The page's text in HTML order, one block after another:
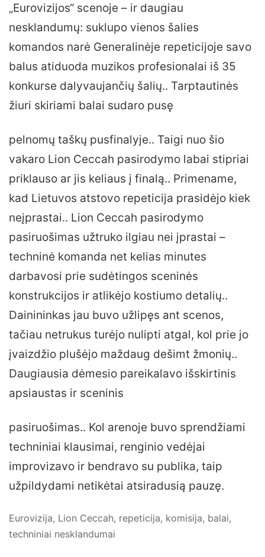
„Eurovizijos“ scenoje – ir daugiau
nesklandumų: suklupo vienos šalies
komandos narė Generalinėje repeticijoje savo
balus atiduoda muzikos profesionalai iš 35
konkurse dalyvaujančių šalių.. Tarptautinės
žiuri skiriami balai sudaro pusę
pelnomų taškų pusfinalyje.. Taigi nuo šio
vakaro Lion Ceccah pasirodymo labai stipriai
priklauso ar jis keliaus į finalą.. Primename,
kad Lietuvos atstovo repeticija prasidėjo kiek
neįprastai.. Lion Ceccah pasirodymo
pasiruošimas užtruko ilgiau nei įprastai –
techninė komanda net kelias minutes
darbavosi prie sudėtingos sceninės
konstrukcijos ir atlikėjo kostiumo detalių..
Dainininkas jau buvo užlipęs ant scenos,
tačiau netrukus turėjo nulipti atgal, kol prie jo
įvaizdžio plušėjo maždaug dešimt žmonių..
Daugiausia dėmesio pareikalavo išskirtinis
apsiaustas ir sceninis
pasiruošimas.. Kol arenoje buvo sprendžiami
techniniai klausimai, renginio vedėjai
improvizavo ir bendravo su publika, taip
užpildydami netikėtai atsiradusią pauzę.
Eurovizija, Lion Ceccah, repeticija, komisija, balai,
techniniai nesklandumai